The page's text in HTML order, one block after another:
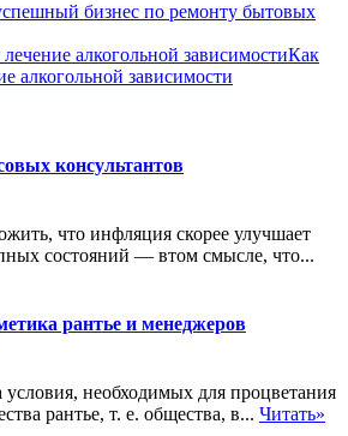
бизнес по ремонту бытовых
Как
алкогольной зависимости
консультантов
что инфляция скорее улучшает
состояний — втом смысле, что...
рантье и менеджеров
необходимых для процветания
рантье, т. е. общества, в... Читать»